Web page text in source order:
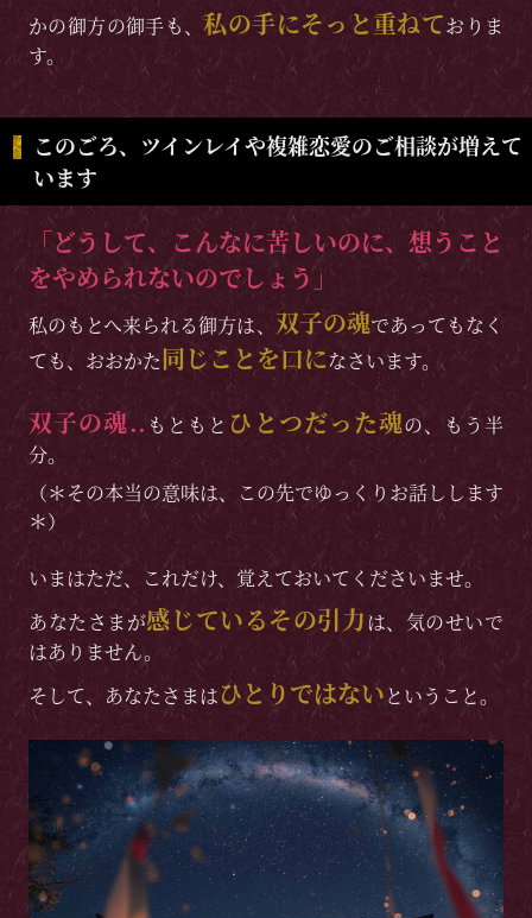
かの御方の御手も、私の手にそっと重ねておりま
す。
このごろ、ツインレイや複雑恋愛のご相談が増えて
います
「どうして、こんなに苦しいのに、想うこと
をやめられないのでしょう」
私のもとへ来られる御方は、 双子の魂であってもなく
ても、おおかた同じことを口になさいます。
双子の魂.. もともと ひとつだった魂の、もう半
分。
（＊その本当の意味は、この先でゆっくりお話しします
＊）
いまはただ、これだけ、覚えておいてくださいませ。
あなたさまが感じているその引力は、気のせいで
はありません。
そして、あなたさまはひとりではないということ。